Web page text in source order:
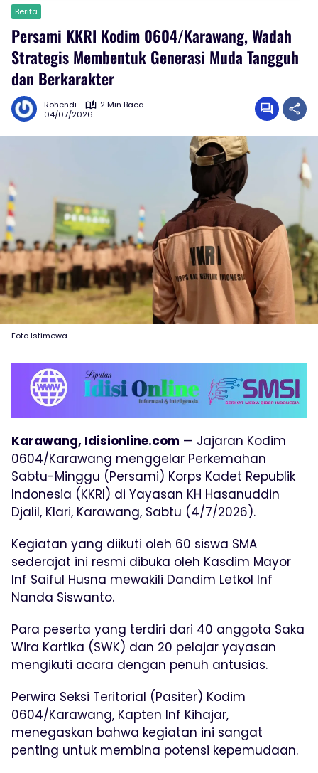
Berita
Persami KKRI Kodim 0604/Karawang, Wadah
Strategis Membentuk Generasi Muda Tangguh
dan Berkarakter
Rohendi
2 Min Baca
04/07/2026
Foto Istimewa
Karawang, Idisionline.com — Jajaran Kodim
0604/Karawang menggelar Perkemahan
Sabtu-Minggu (Persami) Korps Kadet Republik
Indonesia (KKRI) di Yayasan KH Hasanuddin
Djalil, Klari, Karawang, Sabtu (4/7/2026).
Kegiatan yang diikuti oleh 60 siswa SMA
sederajat ini resmi dibuka oleh Kasdim Mayor
Inf Saiful Husna mewakili Dandim Letkol Inf
Nanda Siswanto.
Para peserta yang terdiri dari 40 anggota Saka
Wira Kartika (SWK) dan 20 pelajar yayasan
mengikuti acara dengan penuh antusias.
Perwira Seksi Teritorial (Pasiter) Kodim
0604/Karawang, Kapten Inf Kihajar,
menegaskan bahwa kegiatan ini sangat
penting untuk membina potensi kepemudaan.